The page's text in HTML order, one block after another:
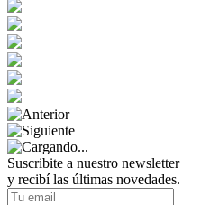
Suscribite a nuestro newsletter
y recibí las últimas novedades.